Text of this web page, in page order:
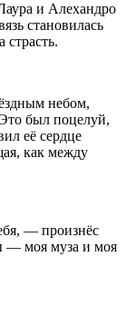
и Алехандро
становилась
небом,
был поцелуй,
её сердце
как между
— произнёс
— моя муза и моя